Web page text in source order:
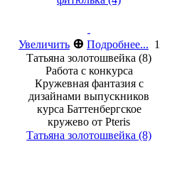
Увеличить ⊕ Подробнее... 1
Татьяна золотошвейка (8)
Работа с конкурса
Кружевная фантазия с
дизайнами выпускников
курса Баттенбергское
кружево от Pteris
Татьяна золотошвейка (8)